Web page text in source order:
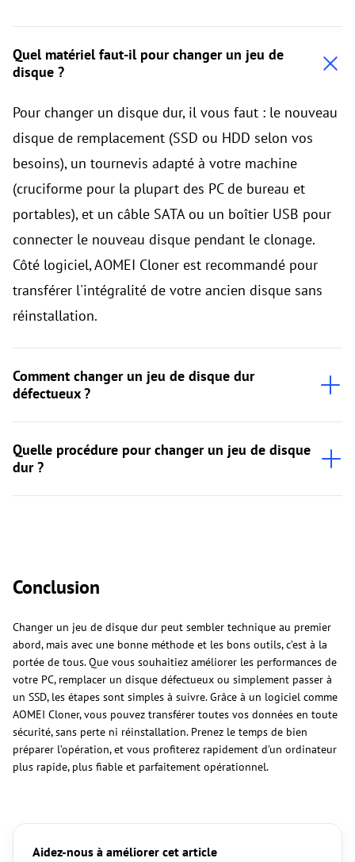
Quel matériel faut-il pour changer un jeu de
disque ?
Pour changer un disque dur, il vous faut : le nouveau
disque de remplacement (SSD ou HDD selon vos
besoins), un tournevis adapté à votre machine
(cruciforme pour la plupart des PC de bureau et
portables), et un câble SATA ou un boîtier USB pour
connecter le nouveau disque pendant le clonage.
Côté logiciel, AOMEI Cloner est recommandé pour
transférer l'intégralité de votre ancien disque sans
réinstallation.
Comment changer un jeu de disque dur
défectueux ?
Quelle procédure pour changer un jeu de disque
dur ?
Conclusion
Changer un jeu de disque dur peut sembler technique au premier
abord, mais avec une bonne méthode et les bons outils, c’est à la
portée de tous. Que vous souhaitiez améliorer les performances de
votre PC, remplacer un disque défectueux ou simplement passer à
un SSD, les étapes sont simples à suivre. Grâce à un logiciel comme
AOMEI Cloner, vous pouvez transférer toutes vos données en toute
sécurité, sans perte ni réinstallation. Prenez le temps de bien
préparer l’opération, et vous profiterez rapidement d’un ordinateur
plus rapide, plus fiable et parfaitement opérationnel.
Aidez-nous à améliorer cet article